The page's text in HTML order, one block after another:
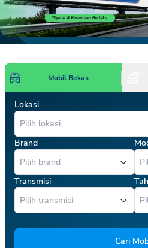
Mobil Bekas
Lokasi
Brand
Transmisi
Cari